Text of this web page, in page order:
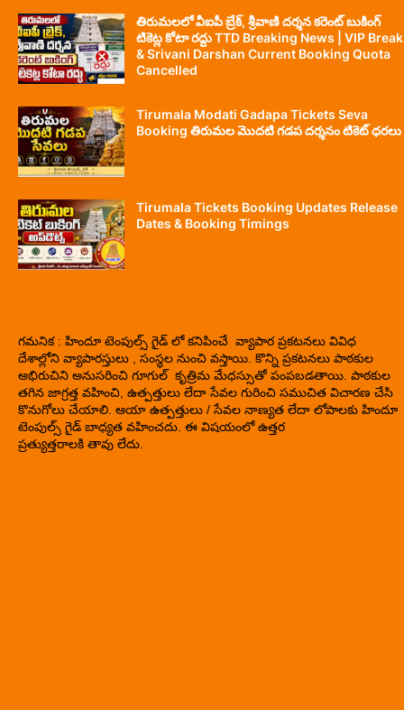
తిరుమలలో వీఐపీ బ్రేక్, శ్రీవాణి దర్శన కరెంట్ బుకింగ్
టికెట్ల కోటా రద్దు TTD Breaking News | VIP Break
& Srivani Darshan Current Booking Quota
Cancelled
Tirumala Modati Gadapa Tickets Seva
Booking తిరుమల మొదటి గడప దర్శనం టికెట్ ధరలు
Tirumala Tickets Booking Updates Release
Dates & Booking Timings
గమనిక : హిందూ టెంపుల్స్ గైడ్ లో కనిపించే వ్యాపార ప్రకటనలు వివిధ
దేశాల్లోని వ్యాపారస్తులు , సంస్థల నుంచి వస్తాయి. కొన్ని ప్రకటనలు పాఠకుల
అభిరుచిని అనుసరించి గూగుల్ కృత్రిమ మేధస్సుతో పంపబడతాయి. పాఠకుల
తగిన జాగ్రత్త వహించి, ఉత్పత్తులు లేదా సేవల గురించి సముచిత విచారణ చేసి
కొనుగోలు చేయాలి. ఆయా ఉత్పత్తులు / సేవల నాణ్యత లేదా లోపాలకు హిందూ
టెంపుల్స్ గైడ్ బాధ్యత వహించదు. ఈ విషయంలో ఉత్తర
ప్రత్యుత్తరాలకి తావు లేదు.